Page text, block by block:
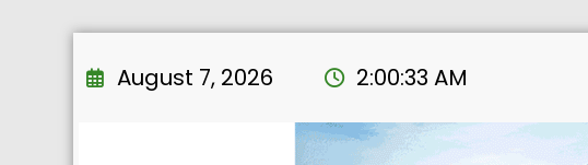
to
August 7, 2026 2:00:34 AM